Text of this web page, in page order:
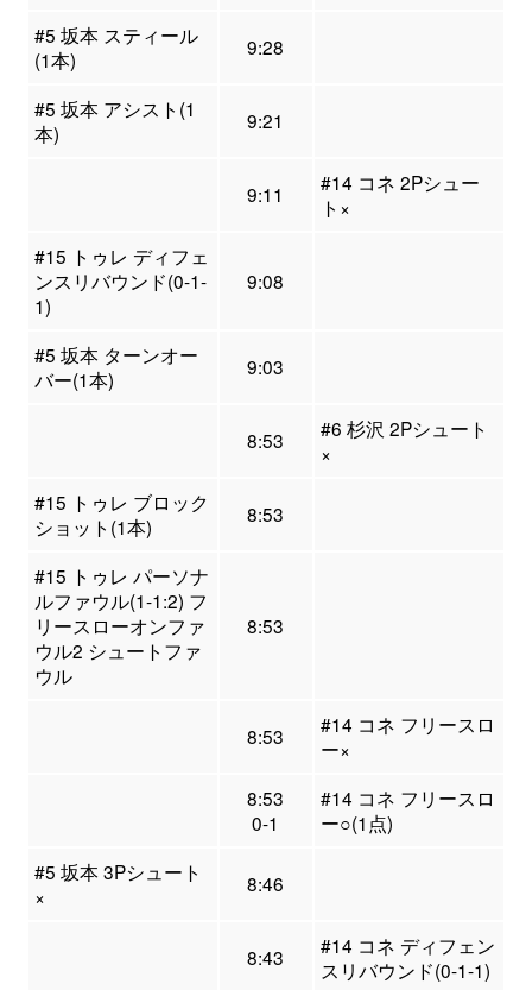
#5 坂本 スティール
(1本)
9:28
#5 坂本 アシスト(1
本)
9:21
9:11
#14 コネ 2Pシュー
ト×
#15 トゥレ ディフェ
ンスリバウンド(0-1-
1)
9:08
#5 坂本 ターンオー
バー(1本)
9:03
8:53
#6 杉沢 2Pシュート
×
#15 トゥレ ブロック
ショット(1本)
8:53
#15 トゥレ パーソナ
ルファウル(1-1:2) フ
リースローオンファ
ウル2 シュートファ
ウル
8:53
8:53
#14 コネ フリースロ
ー×
8:53
0-1
#14 コネ フリースロ
ー○(1点)
#5 坂本 3Pシュート
×
8:46
8:43
#14 コネ ディフェン
スリバウンド(0-1-1)